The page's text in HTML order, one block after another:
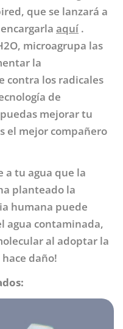
que se lanzará a
aquí .
microagrupa las
la
contra los radicales
de
mejorar tu
el mejor compañero
a tu agua que la
planteado la
humana puede
agua contaminada,
al adoptar la
daño!